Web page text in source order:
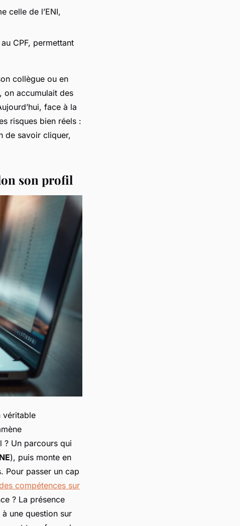
celle de l’ENI,
CPF, permettant
collègue ou en
on accumulait des
face à la
risques bien réels :
de savoir cliquer,
son profil
véritable
? Un parcours qui
), puis monte en
Pour passer un cap
compétences sur
? La présence
une question sur